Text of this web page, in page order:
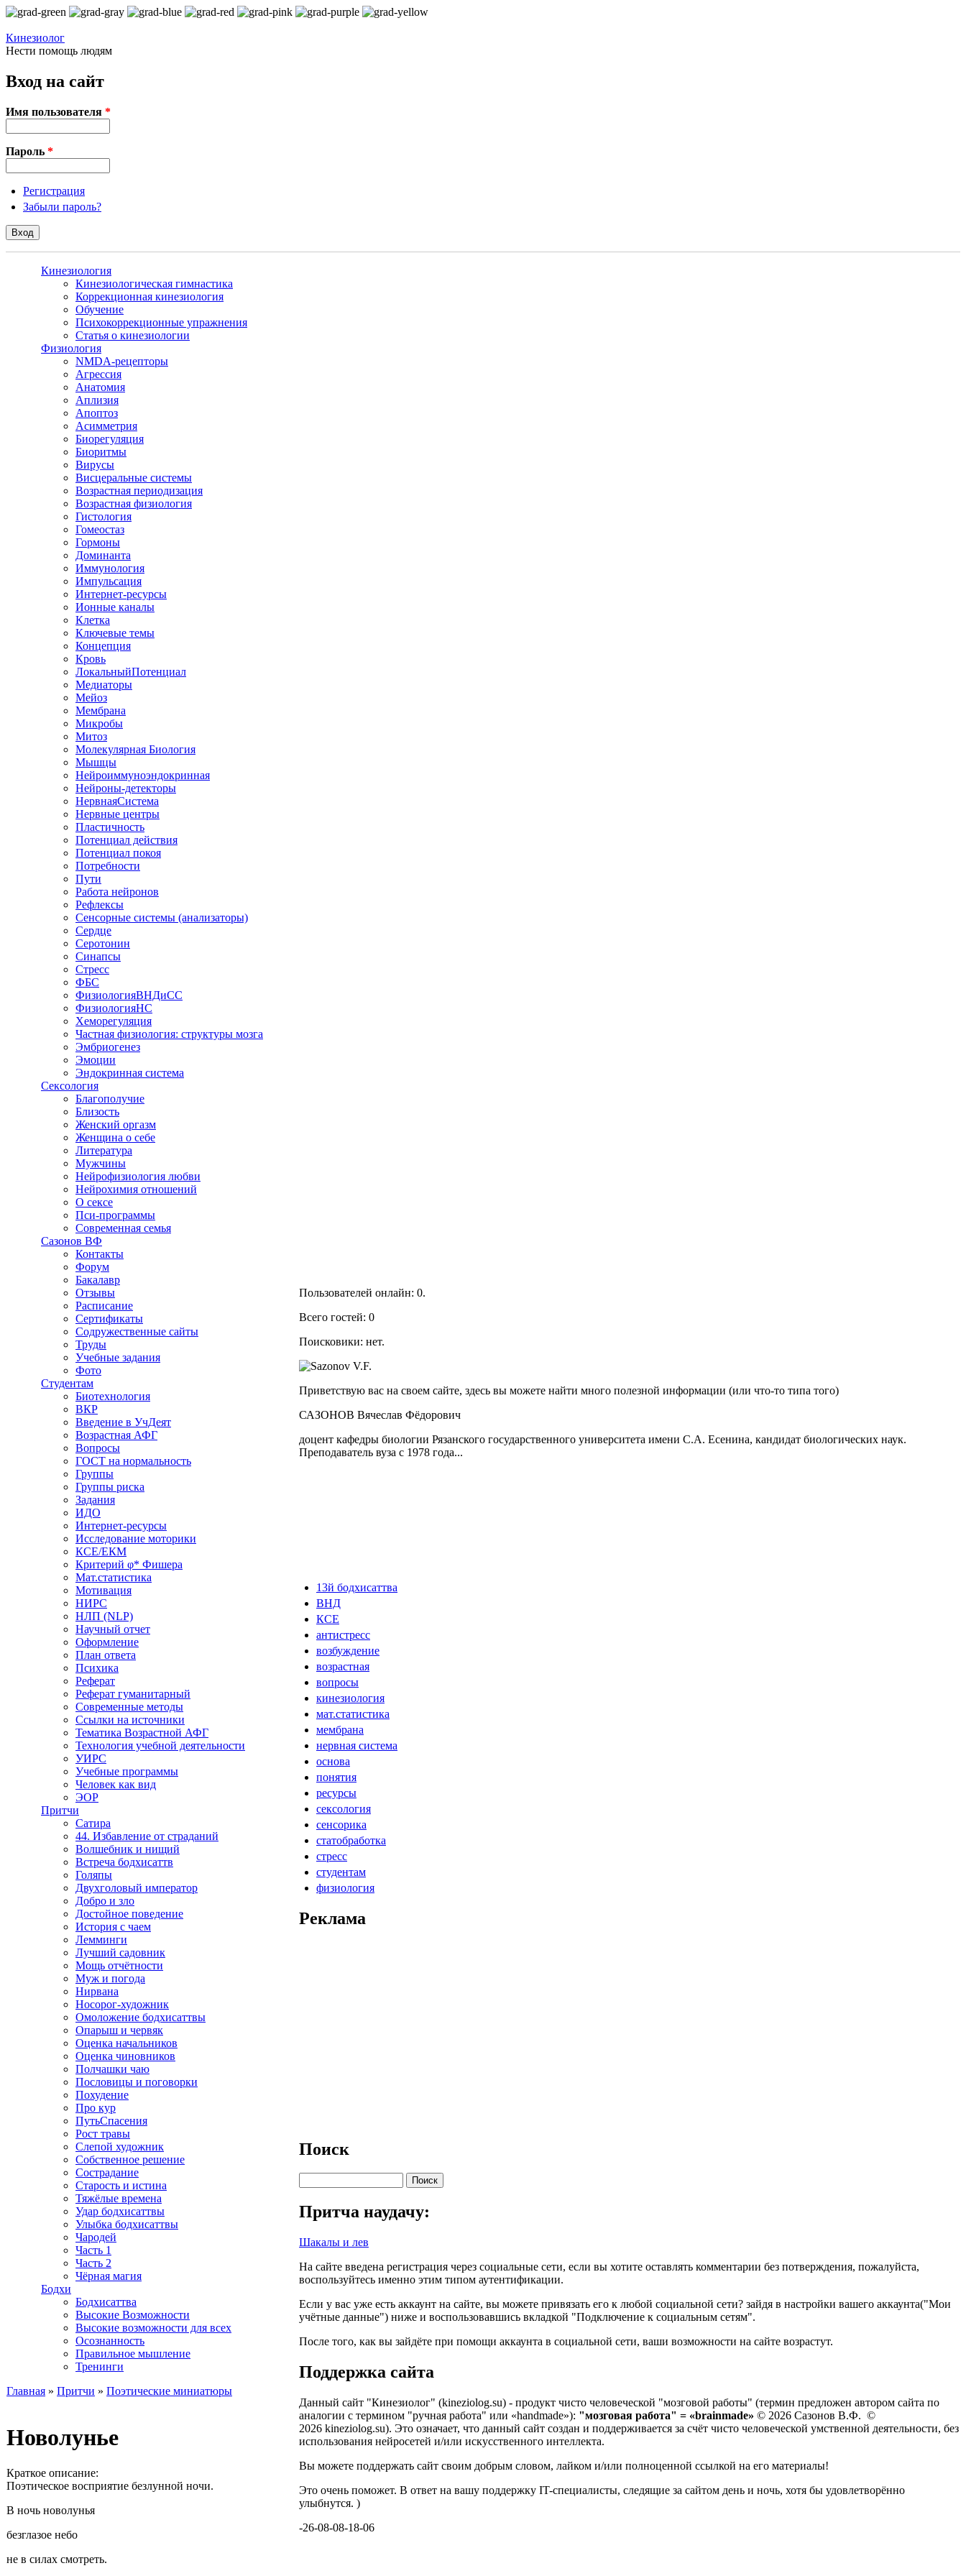
Перейти к основному содержанию
Кинезиолог
Нести помощь людям
Вход на сайт
Имя пользователя *
Пароль *
Регистрация
Забыли пароль?
Кинезиология
Кинезиологическая гимнастика
Коррекционная кинезиология
Обучение
Психокоррекционные упражнения
Статья о кинезиологии
Физиология
NMDA-рецепторы
Агрессия
Анатомия
Аплизия
Апоптоз
Асимметрия
Биорегуляция
Биоритмы
Вирусы
Висцеральные системы
Возрастная периодизация
Возрастная физиология
Гистология
Гомеостаз
Гормоны
Доминанта
Иммунология
Импульсация
Интернет-ресурсы
Ионные каналы
Клетка
Ключевые темы
Концепция
Кровь
ЛокальныйПотенциал
Медиаторы
Мейоз
Мембрана
Микробы
Митоз
Молекулярная Биология
Мышцы
Нейроиммуноэндокринная
Нейроны-детекторы
НервнаяСистема
Нервные центры
Пластичность
Потенциал действия
Потенциал покоя
Потребности
Пути
Работа нейронов
Рефлексы
Сенсорные системы (анализаторы)
Сердце
Серотонин
Синапсы
Стресс
ФБС
ФизиологияВНДиСС
ФизиологияНС
Хеморегуляция
Частная физиология: структуры мозга
Эмбриогенез
Эмоции
Эндокринная система
Сексология
Благополучие
Близость
Женский оргазм
Женщина о себе
Литература
Мужчины
Нейрофизиология любви
Нейрохимия отношений
О сексе
Пси-программы
Современная семья
Сазонов ВФ
Контакты
Форум
Бакалавр
Отзывы
Расписание
Сертификаты
Содружественные сайты
Труды
Учебные задания
Фото
Студентам
Биотехнология
ВКР
Введение в УчДеят
Возрастная АФГ
Вопросы
ГОСТ на нормальность
Группы
Группы риска
Задания
ИДО
Интернет-ресурсы
Исследование моторики
КСЕ/ЕКМ
Критерий φ* Фишера
Мат.статистика
Мотивация
НИРС
НЛП (NLP)
Научный отчет
Оформление
План ответа
Психика
Реферат
Реферат гуманитарный
Современные методы
Ссылки на источники
Тематика Возрастной АФГ
Технология учебной деятельности
УИРС
Учебные программы
Человек как вид
ЭОР
Притчи
Сатира
44. Избавление от страданий
Волшебник и нищий
Встреча бодхисаттв
Голяпы
Двухголовый император
Добро и зло
Достойное поведение
История с чаем
Лемминги
Лучший садовник
Мощь отчётности
Муж и погода
Нирвана
Носорог-художник
Омоложение бодхисаттвы
Опарыш и червяк
Оценка начальников
Оценка чиновников
Полчашки чаю
Пословицы и поговорки
Похудение
Про кур
ПутьСпасения
Рост травы
Слепой художник
Собственное решение
Сострадание
Старость и истина
Тяжёлые времена
Удар бодхисаттвы
Улыбка бодхисаттвы
Чародей
Часть 1
Часть 2
Чёрная магия
Бодхи
Бодхисаттва
Высокие Возможности
Высокие возможности для всех
Осознанность
Правильное мышление
Тренинги
Главная » Притчи » Поэтические миниатюры
Новолунье
Краткое описание:
Поэтическое восприятие безлунной ночи.
В ночь новолунья
безглазое небо
не в силах смотреть.
Пользователей онлайн: 0.
Всего гостей: 0
Поисковики: нет.
Приветствую вас на своем сайте, здесь вы можете найти много полезной информации (или что-то типа того)
САЗОНОВ Вячеслав Фёдорович
доцент кафедры биологии Рязанского государственного университета имени С.А. Есенина, кандидат биологических наук.
Преподаватель вуза с 1978 года...
13й бодхисаттва
ВНД
КСЕ
антистресс
возбуждение
возрастная
вопросы
кинезиология
мат.статистика
мембрана
нервная система
основа
понятия
ресурсы
сексология
сенсорика
статобработка
стресс
студентам
физиология
Реклама
Поиск
Притча наудачу:
Шакалы и лев
На сайте введена регистрация через социальные сети, если вы хотите оставлять комментарии без потверждения, пожалуйста,
воспользуйтесь именно этим типом аутентификации.
Если у вас уже есть аккаунт на сайте, вы можете привязать его к любой социальной сети? зайдя в настройки вашего аккаунта("Мои
учётные данные") ниже и воспользовавшись вкладкой "Подключение к социальным сетям".
После того, как вы зайдёте при помощи аккаунта в социальной сети, ваши возможности на сайте возрастут.
Поддержка сайта
Данный сайт "Кинезиолог" (kineziolog.su) - продукт чисто человеческой "мозговой работы" (термин предложен автором сайта по
аналогии с термином "ручная работа" или «handmade»): "мозговая работа" = «brainmade» © 2026 Сазонов В.Ф. ©
2026 kineziolog.su). Это означает, что данный сайт создан и поддерживается за счёт чисто человеческой умственной деятельности, без
использования нейросетей и/или искусственного интеллекта.
Вы можете поддержать сайт своим добрым словом, лайком и/или полноценной ссылкой на его материалы!
Это очень поможет. В ответ на вашу поддержку IT-специалисты, следящие за сайтом день и ночь, хотя бы удовлетворённо
улыбнутся. )
-26-08-08-18-06